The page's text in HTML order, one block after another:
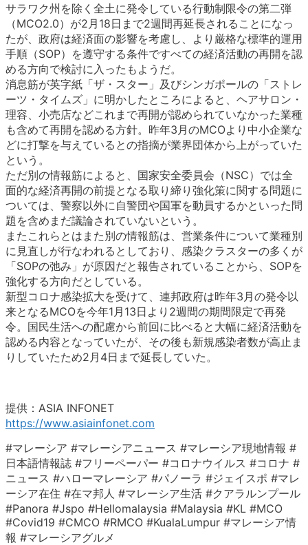
サラワク州を除く全土に発令している行動制限令の第二弾
（MCO2.0）が2月18日まで2週間再延長されることになっ
たが、政府は経済面の影響を考慮し、より厳格な標準的運用
手順（SOP）を遵守する条件ですべての経済活動の再開を認
める方向で検討に入ったもようだ。
消息筋が英字紙「ザ・スター」及びシンガポールの「ストレ
ーツ・タイムズ」に明かしたところによると、ヘアサロン・
理容、小売店などこれまで再開が認められていなかった業種
も含めて再開を認める方針。昨年3月のMCOより中小企業な
どに打撃を与えているとの指摘が業界団体から上がっていた
という。
ただ別の情報筋によると、国家安全委員会（NSC）では全
面的な経済再開の前提となる取り締り強化策に関する問題に
ついては、警察以外に自警団や国軍を動員するかといった問
題を含めまだ議論されていないという。
またこれらとはまた別の情報筋は、営業条件について業種別
に見直しが行なわれるとしており、感染クラスターの多くが
「SOPの弛み」が原因だと報告されていることから、SOPを
強化する方向だとしている。
新型コロナ感染拡大を受けて、連邦政府は昨年3月の発令以
来となるMCOを今年1月13日より2週間の期間限定で再発
令。国民生活への配慮から前回に比べると大幅に経済活動を
認める内容となっていたが、その後も新規感染者数が高止ま
りしていたため2月4日まで延長していた。
提供：ASIA INFONET
https://www.asiainfonet.com
#マレーシア #マレーシアニュース #マレーシア現地情報 #
日本語情報誌 #フリーペーパー #コロナウイルス #コロナ #
ニュース #ハローマレーシア #パノーラ #ジェイスポ #マレ
ーシア在住 #在マ邦人 #マレーシア生活 #クアラルンプール
#Panora #Jspo #Hellomalaysia #Malaysia #KL #MCO
#Covid19 #CMCO #RMCO #KualaLumpur #マレーシア情
報 #マレーシアグルメ